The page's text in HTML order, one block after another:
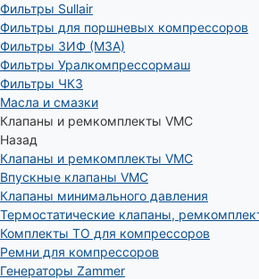
Фильтры Sullair
Фильтры для поршневых компрессоров
Фильтры ЗИФ (МЗА)
Фильтры Уралкомпрессормаш
Фильтры ЧКЗ
Масла и смазки
Клапаны и ремкомплекты VMC
Назад
Клапаны и ремкомплекты VMC
Впускные клапаны VMC
Клапаны минимального давления
Термостатические клапаны,
Комплекты ТО для компрессоров
Ремни для компрессоров
Генераторы Zammer